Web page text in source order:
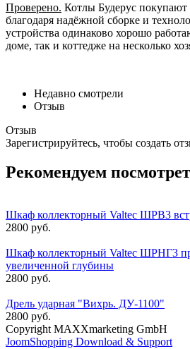
Проверено. Котлы Будерус покупают
благодаря надёжной сборке и
устройства одинаково хорошо
доме, так и коттедже на несколько
Недавно смотрели
Отзыв
Отзыв
Зарегистрируйтесь, чтобы создать
Рекомендуем
Шкаф коллекторный Valtec ШРВ3
2800 руб.
Шкаф коллекторный Valtec ШРНГ3
увеличенной глубины
2800 руб.
Дрель ударная "Вихрь. ДУ-1100"
2800 руб.
Copyright MAXXmarketing GmbH
JoomShopping Download & Support